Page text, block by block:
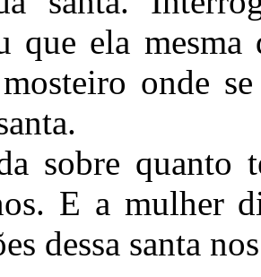
que ela
onde
sobre quanto
E a mulher
dessa santa